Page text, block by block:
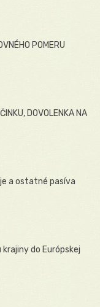
POMERU
DOVOLENKA NA
a ostatné pasíva
do Európskej